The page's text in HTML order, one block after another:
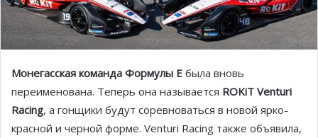
Монегасская команда Формулы Е была вновь
переименована. Теперь она называется ROKiT Venturi
Racing, а гонщики будут соревноваться в новой ярко-
красной и черной форме. Venturi Racing также объявила,